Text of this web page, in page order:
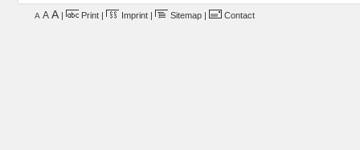
A A A | Print | Imprint | Sitemap | Contact